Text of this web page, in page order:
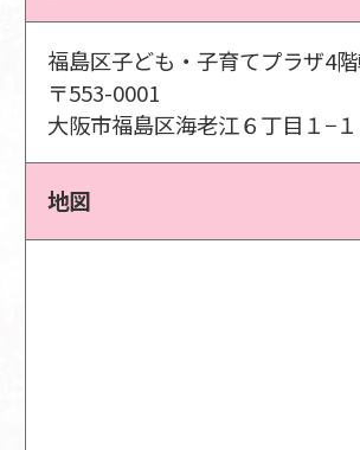
福島区子ども・子育てプラザ4
〒553-0001
大阪市福島区海老江６丁目１−１
地図